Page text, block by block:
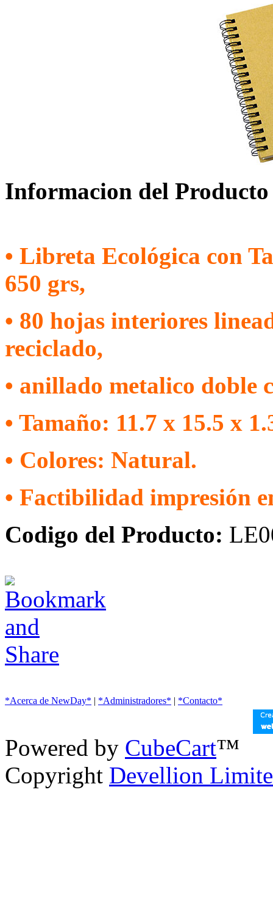
Informacion del Producto
• Libreta Ecológica con
650 grs,
• 80 hojas interiores
reciclado,
• anillado metalico doble
• Tamaño: 11.7 x 15.5 x
• Colores: Natural.
• Factibilidad impresión
Codigo del Producto:
*Acerca de NewDay* | *Administradores* | *Contacto*
Powered by CubeCart™
Copyright Devellion